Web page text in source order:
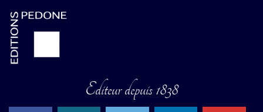
Editeur depuis 1838